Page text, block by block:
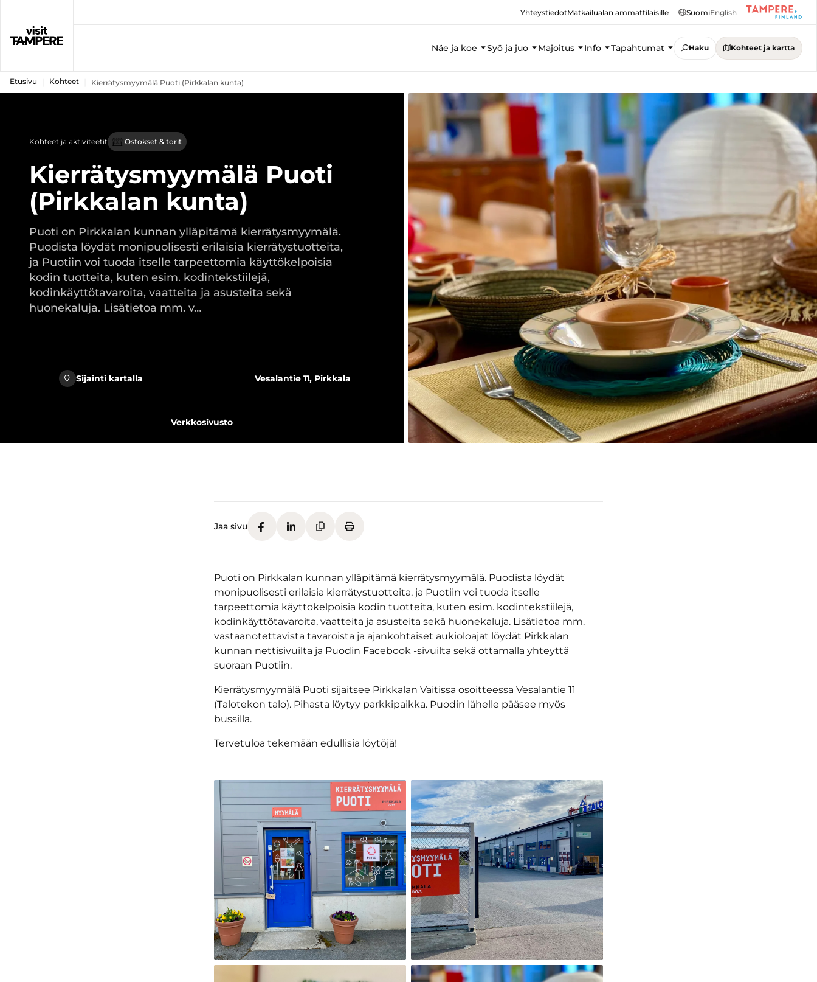
YhteystiedotMatkailualan ammattilaisille SuomiEnglish
Näe ja koe Syö ja juo Majoitus Info Tapahtumat Haku Kohteet ja kartta
Etusivu Kohteet Kierrätysmyymälä Puoti (Pirkkalan kunta)
Kohteet ja aktiviteetit Ostokset & torit
Kierrätysmyymälä Puoti
(Pirkkalan kunta)
Puoti on Pirkkalan kunnan ylläpitämä kierrätysmyymälä.
Puodista löydät monipuolisesti erilaisia kierrätystuotteita,
ja Puotiin voi tuoda itselle tarpeettomia käyttökelpoisia
kodin tuotteita, kuten esim. kodintekstiilejä,
kodinkäyttötavaroita, vaatteita ja asusteita sekä
huonekaluja. Lisätietoa mm. v…
Sijainti kartalla Vesalantie 11, Pirkkala
Verkkosivusto
Jaa sivu
Puoti on Pirkkalan kunnan ylläpitämä kierrätysmyymälä. Puodista löydät
monipuolisesti erilaisia kierrätystuotteita, ja Puotiin voi tuoda itselle
tarpeettomia käyttökelpoisia kodin tuotteita, kuten esim. kodintekstiilejä,
kodinkäyttötavaroita, vaatteita ja asusteita sekä huonekaluja. Lisätietoa mm.
vastaanotettavista tavaroista ja ajankohtaiset aukioloajat löydät Pirkkalan
kunnan nettisivuilta ja Puodin Facebook -sivuilta sekä ottamalla yhteyttä
suoraan Puotiin.
Kierrätysmyymälä Puoti sijaitsee Pirkkalan Vaitissa osoitteessa Vesalantie 11
(Talotekon talo). Pihasta löytyy parkkipaikka. Puodin lähelle pääsee myös
bussilla.
Tervetuloa tekemään edullisia löytöjä!